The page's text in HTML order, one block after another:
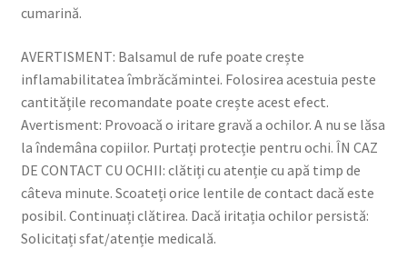
cumarină.
AVERTISMENT: Balsamul de rufe poate crește
inflamabilitatea îmbrăcămintei. Folosirea acestuia peste
cantitățile recomandate poate crește acest efect.
Avertisment: Provoacă o iritare gravă a ochilor. A nu se lăsa
la îndemâna copiilor. Purtați protecție pentru ochi. ÎN CAZ
DE CONTACT CU OCHII: clătiți cu atenție cu apă timp de
câteva minute. Scoateți orice lentile de contact dacă este
posibil. Continuați clătirea. Dacă iritația ochilor persistă:
Solicitați sfat/atenție medicală.